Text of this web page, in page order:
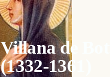
Villana de Botti
(1332-1361)